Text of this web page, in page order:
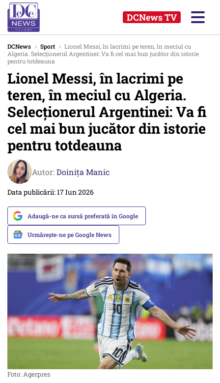
DCNews TV
DCNews › Sport › Lionel Messi, în lacrimi pe teren, în meciul cu
Algeria. Selecționerul Argentinei: Va fi cel mai bun jucător din istorie
pentru totdeauna
Lionel Messi, în lacrimi pe
teren, în meciul cu Algeria.
Selecționerul Argentinei: Va fi
cel mai bun jucător din istorie
pentru totdeauna
Autor:Doinița Manic
Data publicării: 17 Iun 2026
Adaugă-ne ca sursă preferată în Google
Urmărește-ne pe Google News
Foto: Agerpres